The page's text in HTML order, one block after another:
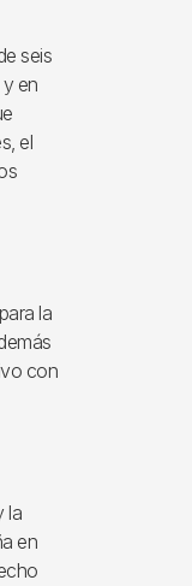
seis
en
el
la
con
la
en